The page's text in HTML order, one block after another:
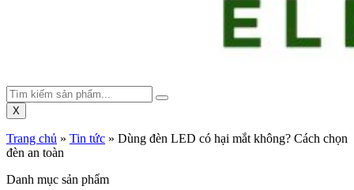
X
Trang chủ » Tin tức » Dùng đèn LED có hại mắt không? Cách chọn
đèn an toàn
Danh mục sản phẩm